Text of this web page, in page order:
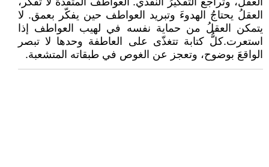
العقلُ يحتاجُ الهدوءَ وتبريد العواطف حين يفكّر بعمق. لا
يتمكن العقلُ من حماية نفسه في لهيب العواطف إذا
استعرت.كلُّ كتابة تتغذّى على العاطفة وحدها لا تبصر
الواقعَ بوضوح، وتعجز عن الغوص في طبقاته المتشعبة.